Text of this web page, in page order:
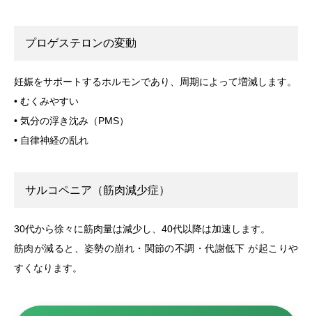
プロゲステロンの変動
妊娠をサポートするホルモンであり、周期によって増減します。
• むくみやすい
• 気分の浮き沈み（PMS）
• 自律神経の乱れ
サルコペニア（筋肉減少症）
30代から徐々に筋肉量は減少し、40代以降は加速します。
筋肉が減ると、姿勢の崩れ・関節の不調・代謝低下 が起こりや
すくなります。